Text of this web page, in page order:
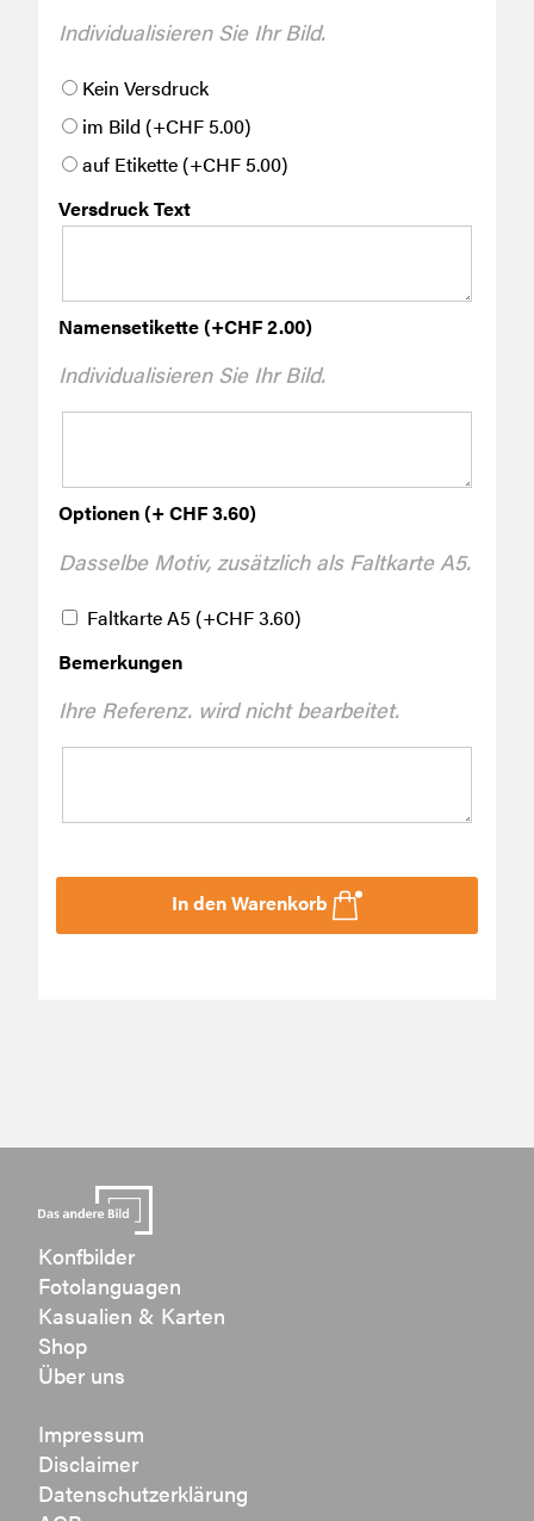
Individualisieren Sie Ihr Bild.
Kein Versdruck
im Bild (+CHF 5.00)
auf Etikette (+CHF 5.00)
Versdruck Text
Namensetikette(+CHF2.00)
Individualisieren Sie Ihr Bild.
Optionen (+ CHF 3.60)
Dasselbe Motiv, zusätzlich als Faltkarte A5.
Faltkarte A5 (+CHF3.60)
Bemerkungen
Ihre Referenz. wird nicht bearbeitet.
In den Warenkorb
Konfbilder
Fotolanguagen
Kasualien & Karten
Shop
Über uns
Impressum
Disclaimer
Datenschutzerklärung